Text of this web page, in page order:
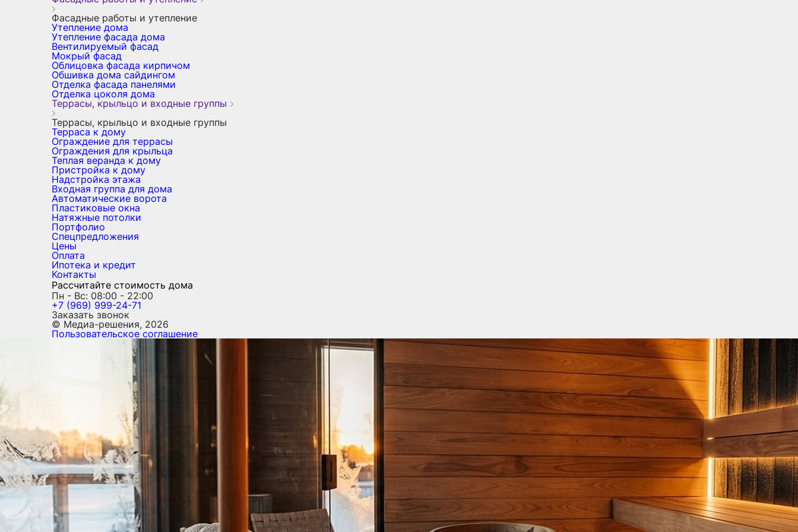
Фасадные работы и утепление
Утепление дома
Утепление фасада дома
Вентилируемый фасад
Мокрый фасад
Облицовка фасада кирпичом
Обшивка дома сайдингом
Отделка фасада панелями
Отделка цоколя дома
Террасы, крыльцо и входные группы
Террасы, крыльцо и входные группы
Терраса к дому
Ограждение для террасы
Ограждения для крыльца
Теплая веранда к дому
Пристройка к дому
Надстройка этажа
Входная группа для дома
Автоматические ворота
Пластиковые окна
Натяжные потолки
Портфолио
Спецпредложения
Цены
Оплата
Ипотека и кредит
Контакты
Рассчитайте стоимость дома
Пн - Вс: 08:00 - 22:00
+7 (969) 999-24-71
Заказать звонок
© Медиа-решения, 2026
Пользовательское соглашение